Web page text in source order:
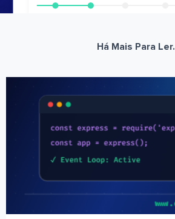
Há Mais Para Ler.